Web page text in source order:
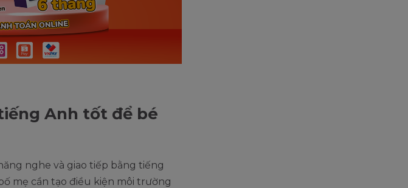
Anh tốt để bé
nghe và giao tiếp bằng tiếng
mẹ cần tạo điều kiện môi trường